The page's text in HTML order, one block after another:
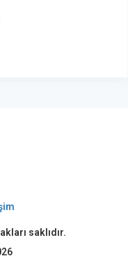
saklıdır.